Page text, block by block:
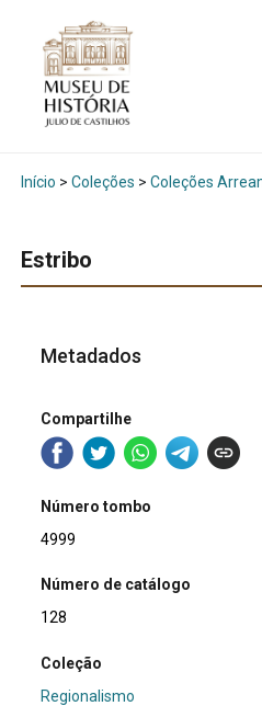
Início > Coleções > Coleções
Estribo
Metadados
Compartilhe
Número tombo
4999
Número de catálogo
128
Coleção
Regionalismo